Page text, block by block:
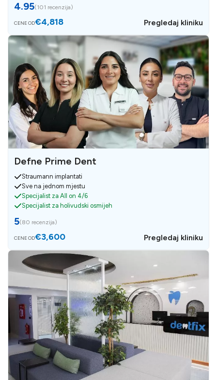
4.95(101 recenzija)
CENE OD€4,818 Pregledaj kliniku
Defne Prime Dent
Straumann implantati
Sve na jednom mjestu
Specijalist za All on 4/6
Specijalist za holivudski osmijeh
5(80 recenzija)
CENE OD€3,600 Pregledaj kliniku